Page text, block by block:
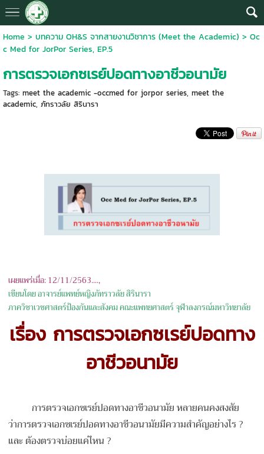
Home > บทความ OH&S จากสายงานวิชาการ (Meet the Academic) > Oc
c Med for JorPor Series, EP.5
การตรวจเอกซเรย์ปอดทางอาชีวอนามัย
Tags: meet the academic -occmed for jorpor series, meet the
academic, ภัทราวลัย สิรินารา
เผยแพร่เมื่อ: 12/11/2563....,
เขียนโดย อาจารย์แพทย์หญิงภัทราวลัย สิรินารา
ภาควิชาเวชศาสตร์ป้องกันและสังคม คณะแพทยศาสตร์ จุฬาลงกรณ์มหาวิทยาลัย
เรื่อง การตรวจเอกซเรย์ปอดทาง
อาชีวอนามัย
การตรวจเอกซเรย์ปอดทางอาชีวอนามัย หลายคนคงสงสัย
ว่าการตรวจเอกซเรย์ปอดทางอาชีวอนามัยมีความสำคัญอย่างไร ?
และ ต้องตรวจบ่อยแค่ไหน ?